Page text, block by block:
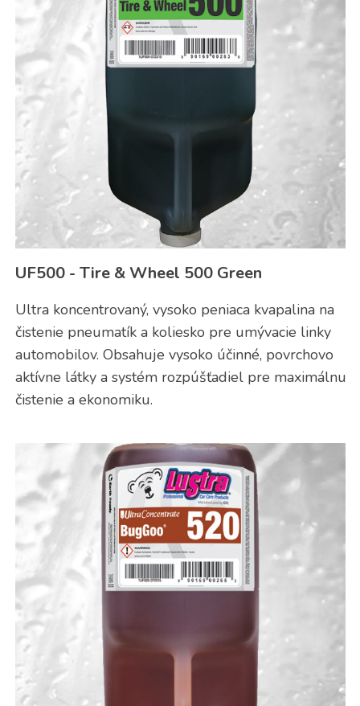
UF500 - Tire & Wheel 500 Green
Ultra koncentrovaný, vysoko peniaca kvapalina na
čistenie pneumatík a koliesko pre umývacie linky
automobilov. Obsahuje vysoko účinné, povrchovo
aktívne látky a systém rozpúšťadiel pre maximálnu
čistenie a ekonomiku.